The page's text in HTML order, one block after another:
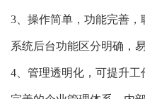
3、操作简单，功能完善，
系统后台功能区分明确，
4、管理透明化，可提升工